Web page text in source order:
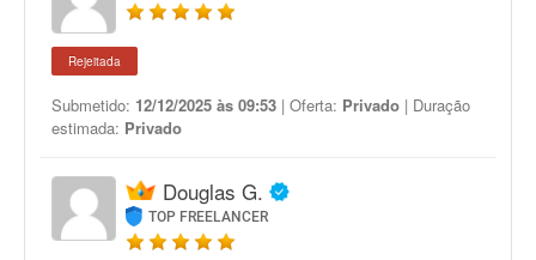
Rejeitada
Submetido: 12/12/2025 às 09:53 | Oferta: Privado | Duração
estimada: Privado
Douglas G.
TOP FREELANCER